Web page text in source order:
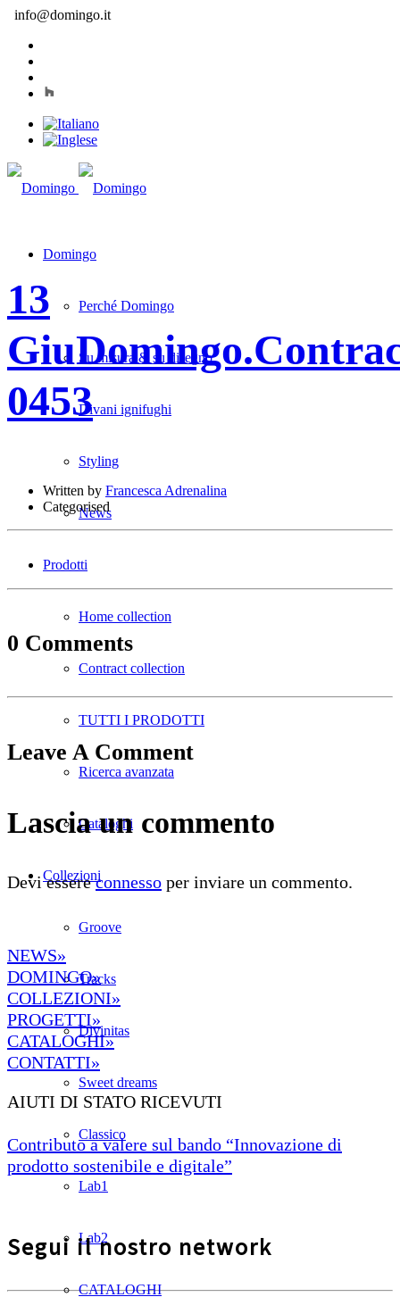
info@domingo.it
Domingo
Perché Domingo
Su misura & su disegno
Divani ignifughi
Styling
News
Prodotti
Home collection
Contract collection
TUTTI I PRODOTTI
Ricerca avanzata
Cataloghi
Collezioni
Groove
Tracks
Divinitas
Sweet dreams
Classico
Lab1
Lab2
CATALOGHI
13
Giu
0453
Written by Francesca Adrenalina
Categorised
0 Comments
Leave A Comment
Lascia un commento
Devi essereconnesso per inviare un commento.
NEWS»
DOMINGO»
COLLEZIONI»
PROGETTI»
CATALOGHI»
CONTATTI»
AIUTI DI STATO RICEVUTI
Contributo a valere sul bando “Innovazione di
prodotto sostenibile e digitale”
Segui il nostro network